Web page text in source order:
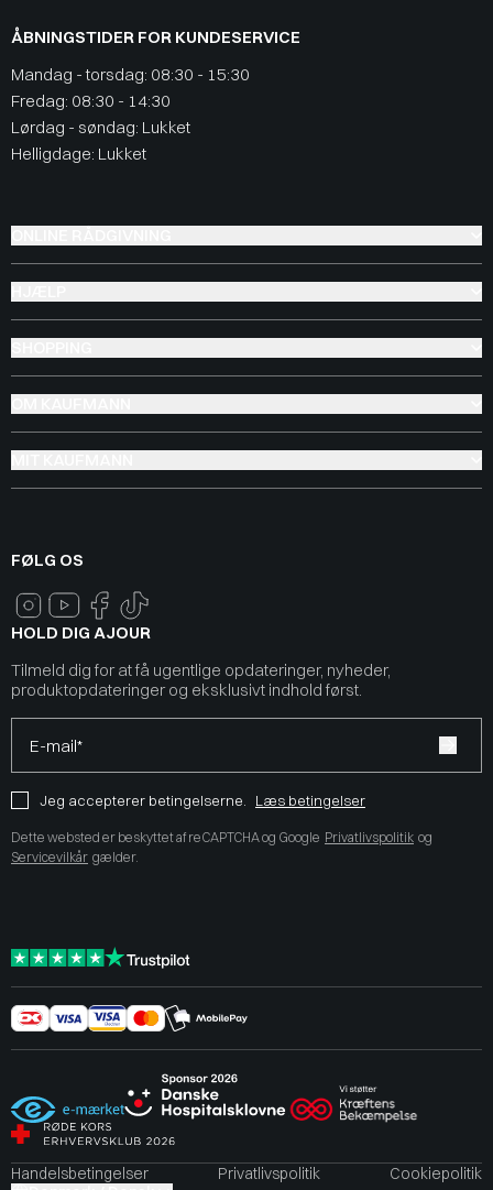
ÅBNINGSTIDER FOR KUNDESERVICE
Mandag - torsdag: 08:30 - 15:30
Fredag: 08:30 - 14:30
Lørdag - søndag: Lukket
Helligdage: Lukket
FØLG OS
HOLD DIG AJOUR
Tilmeld dig for at få ugentlige opdateringer, nyheder,
produktopdateringer og eksklusivt indhold først.
E-mail*
Jeg accepterer betingelserne. Læs betingelser
Dette websted er beskyttet af reCAPTCHA og Google Privatlivspolitik og
Servicevilkår gælder.
Handelsbetingelser Privatlivspolitik
Cookiepolitik